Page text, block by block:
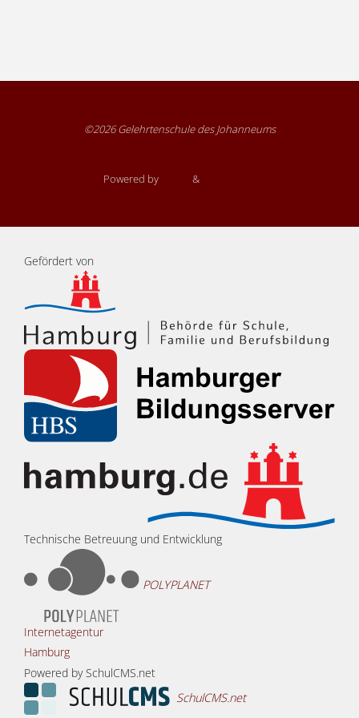
©2026 Gelehrtenschule des Johanneums
Powered byFluida &
Gefördert von
Technische Betreuung und Entwicklung
POLYPLANET
Internetagentur
Hamburg
Powered by SchulCMS.net
SchulCMS.net